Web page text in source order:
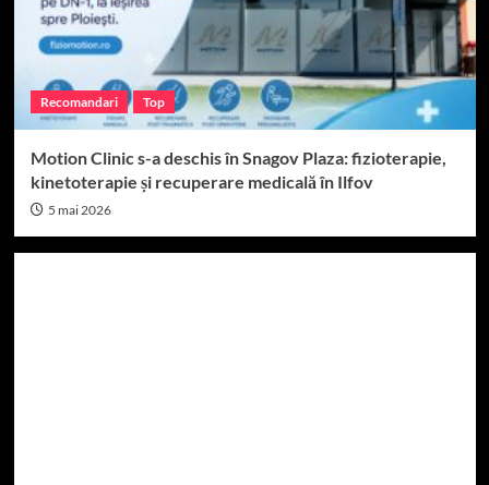
Recomandari Top
Motion Clinic s-a deschis în Snagov Plaza: fizioterapie,
kinetoterapie și recuperare medicală în Ilfov
5 mai 2026